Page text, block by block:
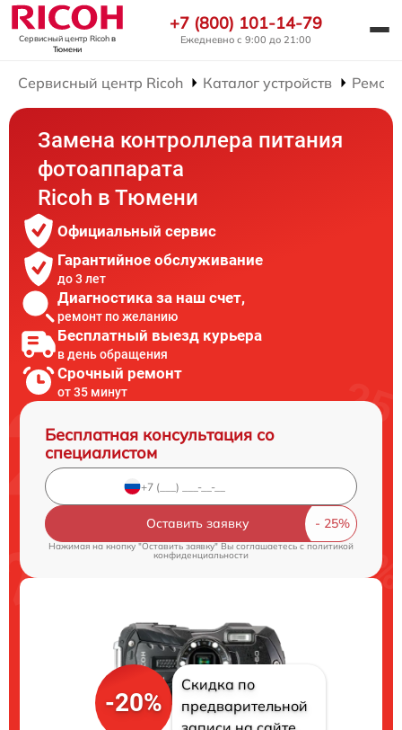
Сервисный центр Ricohв
Тюмени
+7 (800) 101-14-79
Ежедневно с 9:00 до 21:00
Сервисный центр Ricoh Каталог устройств
Замена контроллера питания
фотоаппарата
Ricoh в Тюмени
Официальный сервис
Гарантийное обслуживание
до 3 лет
Диагностика за наш счет,
ремонт по желанию
Бесплатный выезд курьера
в день обращения
Срочный ремонт
от 35 минут
Бесплатная консультация со
специалистом
Оставить заявку
Нажимая на кнопку "Оставить заявку" Вы соглашаетесь c политикой
конфиденциальности
-20%
Скидка по
предварительной